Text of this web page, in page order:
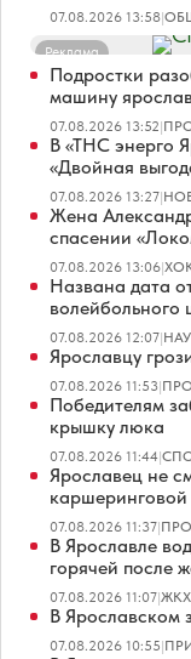
07.08.2026 13:58|
Реклама
Подростки
машину
07.08.2026 13:52|
В «ТНС энерго
«Двойная
07.08.2026 13:27|
Жена
спасении
07.08.2026 13:06|
Названа дата
волейбольного
07.08.2026 12:07|
Ярославцу
07.08.2026 11:53|
Победителям
крышку люка
07.08.2026 11:44|
Ярославец не
07.08.2026 11:37|
В Ярославле
горячей после
07.08.2026 11:07|ЖКХ
В Ярославском
07.08.2026 10:55|